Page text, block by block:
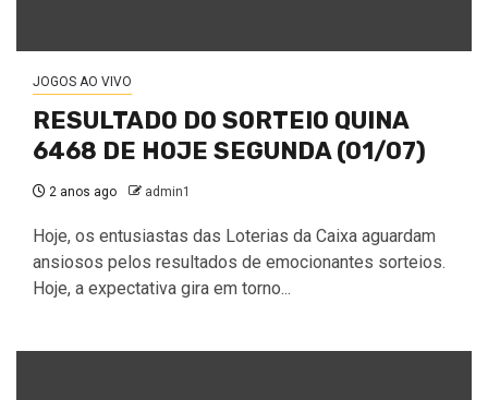
JOGOS AO VIVO
RESULTADO DO SORTEIO QUINA
6468 DE HOJE SEGUNDA (01/07)
2 anos ago admin1
Hoje, os entusiastas das Loterias da Caixa aguardam
ansiosos pelos resultados de emocionantes sorteios.
Hoje, a expectativa gira em torno...